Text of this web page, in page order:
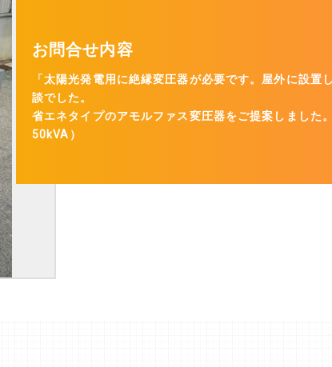
お問合せ内容
「太陽光発電用に絶縁変圧器が必要です。屋外に設置
談でした。
省エネタイプのアモルファス変圧器をご提案しました
50kVA）